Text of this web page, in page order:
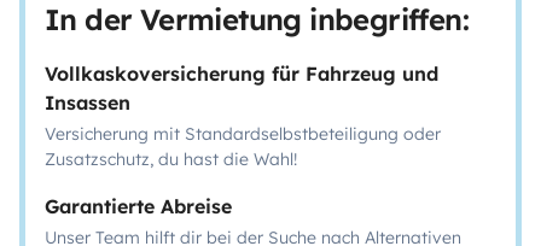
In der Vermietung inbegriffen:
Vollkaskoversicherung für Fahrzeug und
Insassen
Versicherung mit Standardselbstbeteiligung oder
Zusatzschutz, du hast die Wahl!
Garantierte Abreise
Unser Team hilft dir bei der Suche nach Alternativen